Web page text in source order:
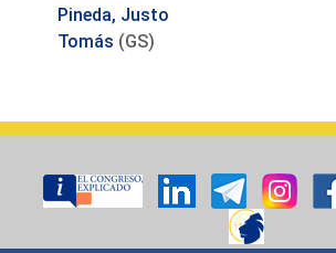
Pineda, Justo
Tomás (GS)